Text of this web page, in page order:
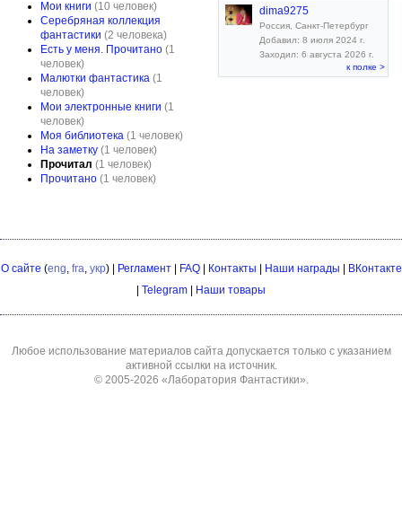
Мои книги (10 человек)
Серебряная коллекция
фантастики (2 человека)
Есть у меня. Прочитано (1
человек)
Малютки фантастика (1
человек)
Мои электронные книги (1
человек)
Моя библиотека (1 человек)
На заметку (1 человек)
Прочитал (1 человек)
Прочитано (1 человек)
dima9275
Россия, Санкт-Петербург
Добавил: 8 июля 2024 г.
Заходил: 6 августа 2026 г.
к полке >
О сайте (eng, fra, укр) | Регламент| FAQ| Контакты Наши награды
ВКонтакте
Telegram Наши товары
Любое использование материалов сайта допускается только с указанием
активной ссылки на источник.
© 2005-2026 «Лаборатория Фантастики».